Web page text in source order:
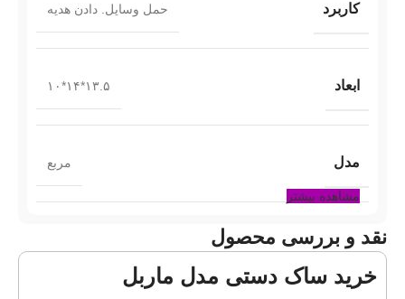
کاربرد حمل وسایل. دادن هدیه
ابعاد ۱۳.۵*۱۴*۱۰
مدل مربع
رنگ
مشاهده بیشتر
نقد و بررسی محصول
خرید ساک دستی مدل ماربل